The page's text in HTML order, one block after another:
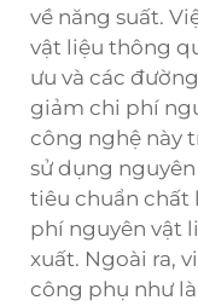
về năng suất.
vật liệu thông
ưu và các
giảm chi phí
công nghệ này
sử dụng
tiêu chuẩn chất
phí nguyên vật
xuất. Ngoài ra,
công phụ như